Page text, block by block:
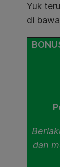
Yuk
di
dan